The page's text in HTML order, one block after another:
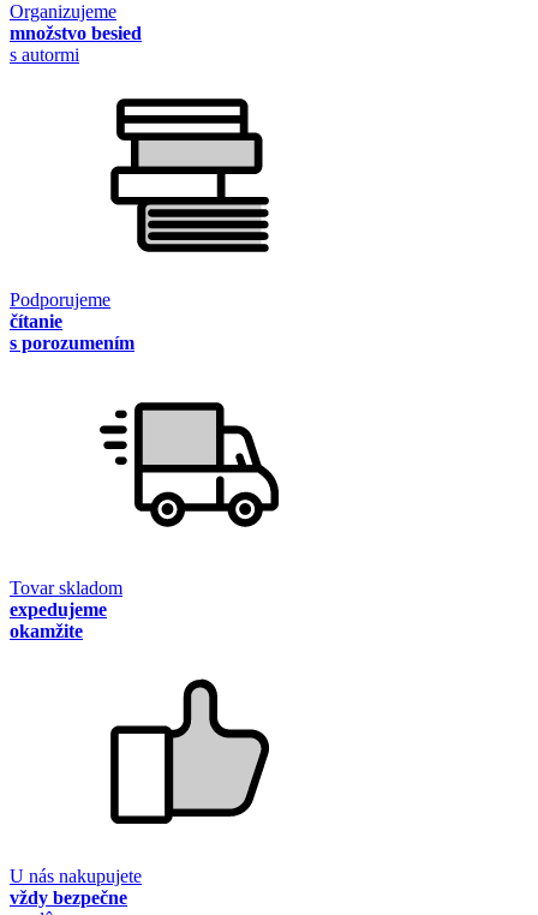
Organizujeme
množstvo besied
s autormi
Podporujeme
čítanie
s porozumením
Tovar skladom
expedujeme
okamžite
U nás nakupujete
vždy bezpečne